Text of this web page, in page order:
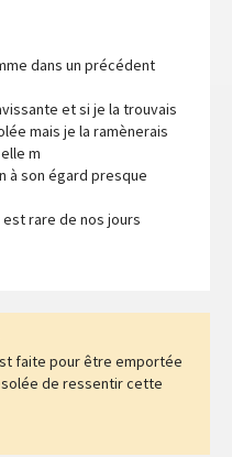
dans un précédent
et si je la trouvais
mais je la ramènerais
m
à son égard presque
rare de nos jours
faite pour être emportée
de ressentir cette